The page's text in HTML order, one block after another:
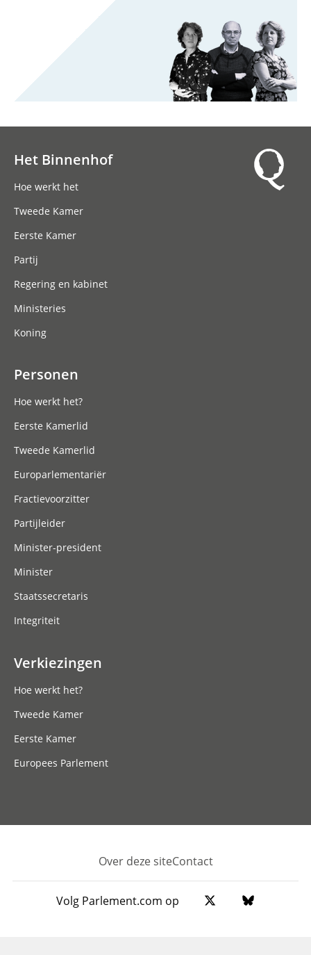
Het Binnenhof
Hoe werkt het
Tweede Kamer
Eerste Kamer
Partij
Regering en kabinet
Ministeries
Koning
Personen
Hoe werkt het?
Eerste Kamerlid
Tweede Kamerlid
Europarlementariër
Fractievoorzitter
Partijleider
Minister-president
Minister
Staatssecretaris
Integriteit
Verkiezingen
Hoe werkt het?
Tweede Kamer
Eerste Kamer
Europees Parlement
Footer
Over deze siteContact
Volg Parlement.com op